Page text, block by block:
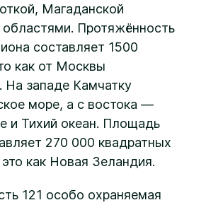
Магаданской
областями. Протяжённость
составляет 1500
как от Москвы
На западе Камчатку
море, а с востока —
и Тихий океан. Площадь
270 000 квадратных
как Новая Зеландия.
121 особо охраняемая